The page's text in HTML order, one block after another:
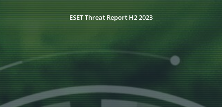
ESET Threat Report H2 2023